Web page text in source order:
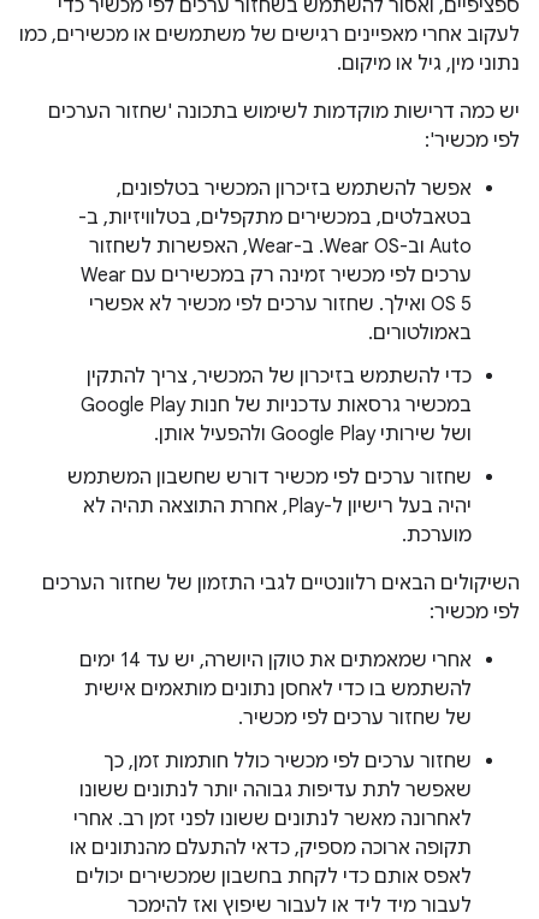
ספציפיים, ואסור להשתמש בשחזור ערכים לפי מכשיר כדי
לעקוב אחרי מאפיינים רגישים של משתמשים או מכשירים, כמו
נתוני מין, גיל או מיקום.
יש כמה דרישות מוקדמות לשימוש בתכונה 'שחזור הערכים
לפי מכשיר':
אפשר להשתמש בזיכרון המכשיר בטלפונים,
בטאבלטים, במכשירים מתקפלים, בטלוויזיות, ב-
Auto וב-Wear OS. ב-Wear, האפשרות לשחזור
ערכים לפי מכשיר זמינה רק במכשירים עם Wear
OS 5 ואילך. שחזור ערכים לפי מכשיר לא אפשרי
באמולטורים.
כדי להשתמש בזיכרון של המכשיר, צריך להתקין
במכשיר גרסאות עדכניות של חנות Google Play
ושל שירותי Google Play ולהפעיל אותן.
שחזור ערכים לפי מכשיר דורש שחשבון המשתמש
יהיה בעל רישיון ל-Play, אחרת התוצאה תהיה לא
מוערכת.
השיקולים הבאים רלוונטיים לגבי התזמון של שחזור הערכים
לפי מכשיר:
אחרי שמאמתים את טוקן היושרה, יש עד 14 ימים
להשתמש בו כדי לאחסן נתונים מותאמים אישית
של שחזור ערכים לפי מכשיר.
שחזור ערכים לפי מכשיר כולל חותמות זמן, כך
שאפשר לתת עדיפות גבוהה יותר לנתונים ששונו
לאחרונה מאשר לנתונים ששונו לפני זמן רב. אחרי
תקופה ארוכה מספיק, כדאי להתעלם מהנתונים או
לאפס אותם כדי לקחת בחשבון שמכשירים יכולים
לעבור מיד ליד או לעבור שיפוץ ואז להימכר